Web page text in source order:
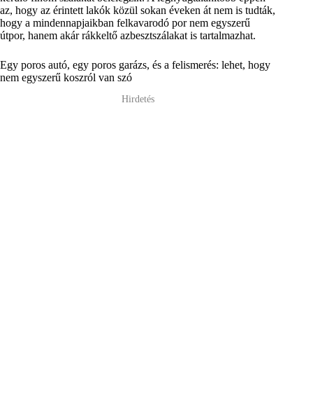
az, hogy az érintett lakók közül sokan éveken át nem is tudták,
hogy a mindennapjaikban felkavarodó por nem egyszerű
útpor, hanem akár rákkeltő azbesztszálakat is tartalmazhat.
Egy poros autó, egy poros garázs, és a felismerés: lehet, hogy
nem egyszerű koszról van szó
Hirdetés